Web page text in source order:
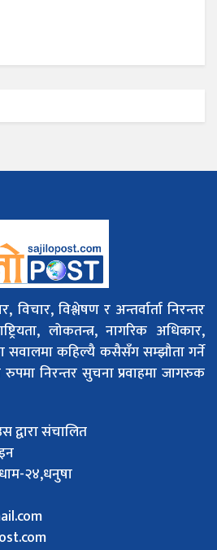
विश्लेषण र अन्तर्वार्ता निरन्तर
लोकतन्त्र, नागरिक अधिकार,
सवालमा कहिल्यै कसैसँग सम्झौता गर्ने
निरन्तर सुचना प्रवाहमा जागरुक
द्वारा संचालित
२४,धनुषा